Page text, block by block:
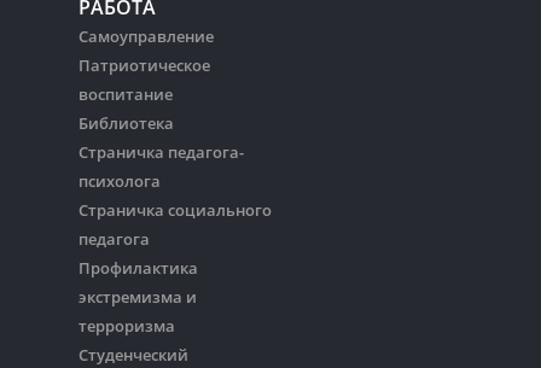
РАБОТА
Самоуправление
Патриотическое
воспитание
Библиотека
Страничка педагога-
психолога
Страничка социального
педагога
Профилактика
экстремизма и
терроризма
Студенческий